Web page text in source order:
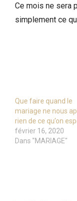
Ce mois ne sera
simplement ce
Que faire quand le
mariage ne nous
rien de ce qu’on
février 16, 2020
Dans "MARIAGE"